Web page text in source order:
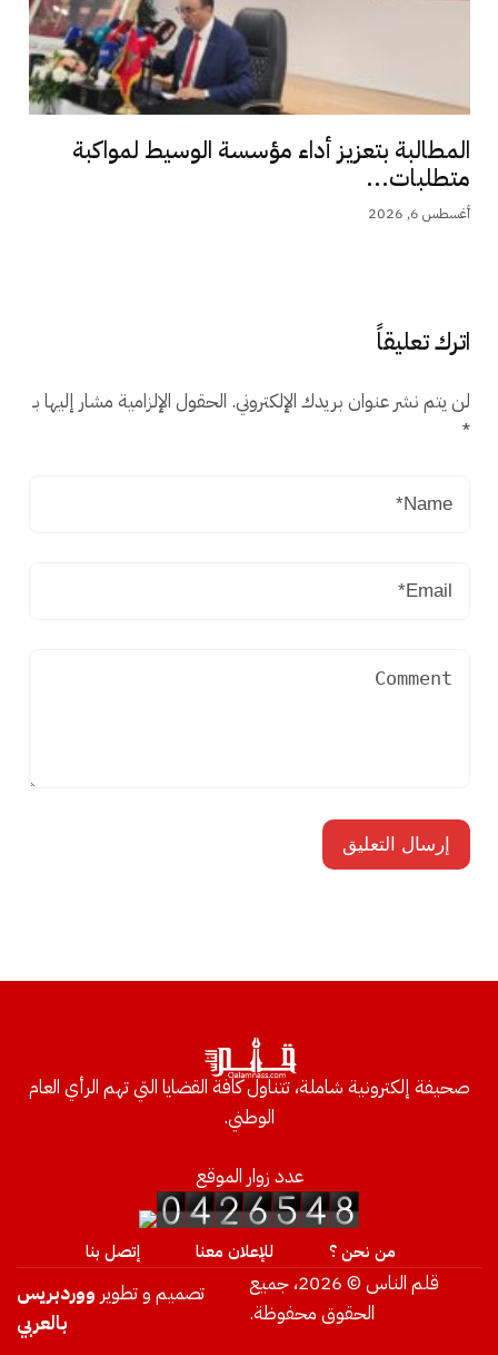
المطالبة بتعزيز أداء مؤسسة الوسيط لمواكبة
متطلبات...
أغسطس 6, 2026
اترك تعليقاً
لن يتم نشر عنوان بريدك الإلكتروني. الحقول الإلزامية مشار إليها بـ
*
صحيفة إلكترونية شاملة، تتناول كافة القضايا التي تهم الرأي العام
الوطني.
عدد زوار الموقع
من نحن ؟ للإعلان معنا إتصل بنا
قلم الناس © 2026، جميع
الحقوق محفوظة.
تصميم و تطوير ووردبريس
بالعربي